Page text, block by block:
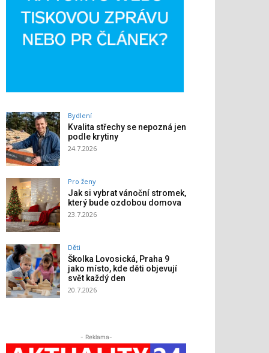
Bydlení
Kvalita střechy se nepozná jen
podle krytiny
24.7.2026
Pro ženy
Jak si vybrat vánoční stromek,
který bude ozdobou domova
23.7.2026
Děti
Školka Lovosická, Praha 9
jako místo, kde děti objevují
svět každý den
20.7.2026
- Reklama-